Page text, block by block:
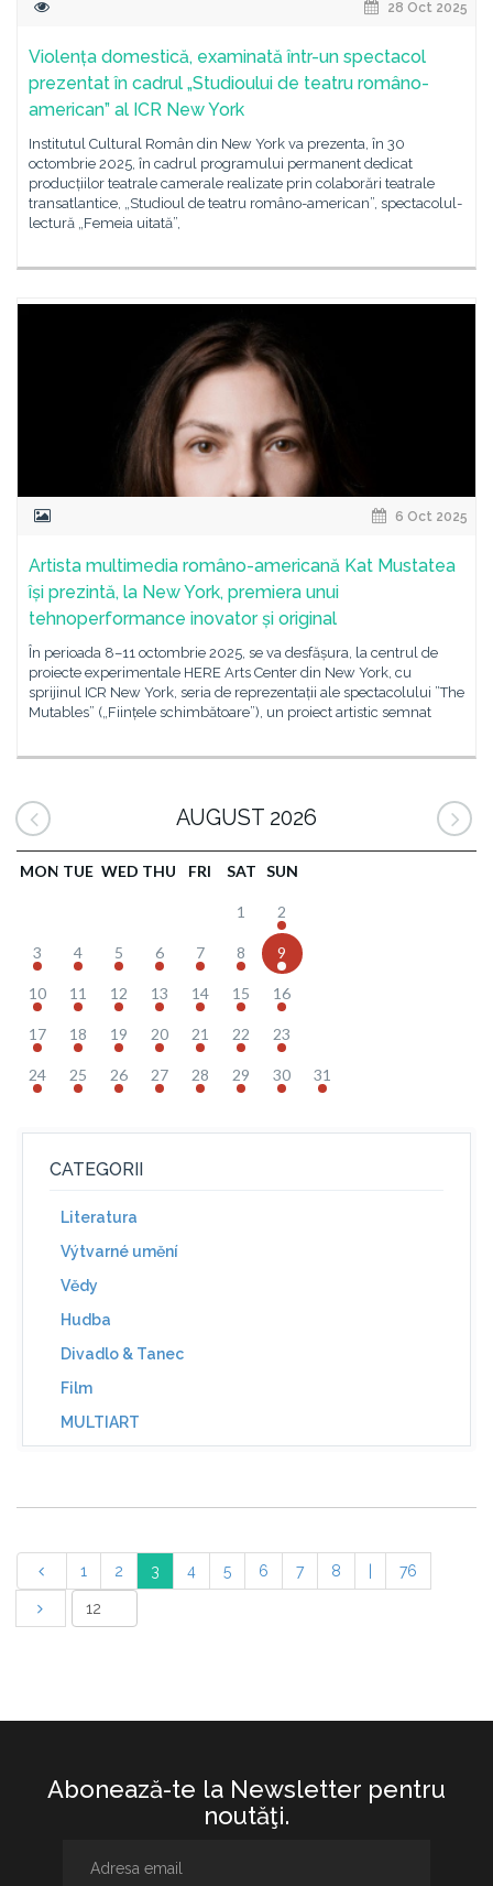
28 Oct 2025
Violența domestică, examinată într-un spectacol
prezentat în cadrul „Studioului de teatru româno-
american” al ICR New York
Institutul Cultural Român din New York va prezenta, în 30
octombrie 2025, în cadrul programului permanent dedicat
producțiilor teatrale camerale realizate prin colaborări teatrale
transatlantice, „Studioul de teatru româno-american”, spectacolul-
lectură „Femeia uitată”,
6 Oct 2025
Artista multimedia româno-americană Kat Mustatea
își prezintă, la New York, premiera unui
tehnoperformance inovator și original
În perioada 8–11 octombrie 2025, se va desfășura, la centrul de
proiecte experimentale HERE Arts Center din New York, cu
sprijinul ICR New York, seria de reprezentații ale spectacolului ”The
Mutables” („Ființele schimbătoare”), un proiect artistic semnat
AUGUST 2026
MON TUE WED THU FRI SAT SUN
1 2
3 4 5 6 7 8 9
10 11 12 13 14 15 16
17 18 19 20 21 22 23
24 25 26 27 28 29 30 31
CATEGORII
Literatura
Výtvarné umění
Vědy
Hudba
Divadlo & Tanec
Film
MULTIART
1 2 3 4 5 6 7 8 76
Abonează-te la Newsletter pentru
noutăţi.